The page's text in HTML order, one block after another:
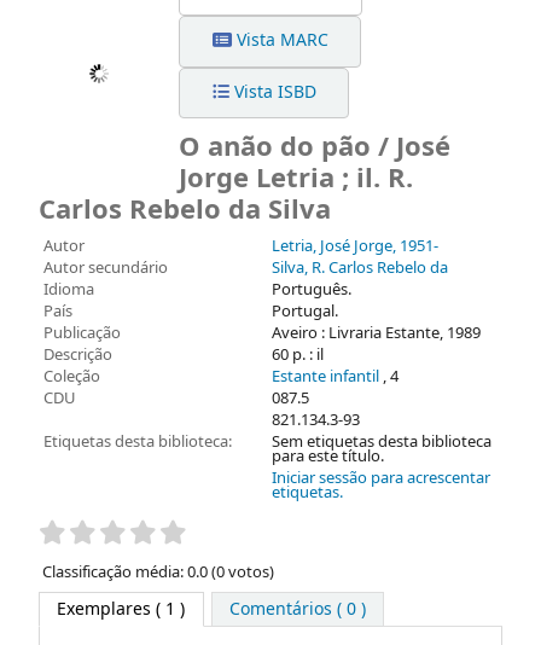
Vista MARC
Vista ISBD
O anão do pão / José
Jorge Letria ; il. R.
Carlos Rebelo da Silva
Autor Letria, José Jorge, 1951-
Autor secundário
Silva, R. Carlos Rebelo da
Idioma
Português.
País
Portugal.
Publicação
Aveiro : Livraria Estante, 1989
Descrição
60 p. : il
Coleção
Estante infantil, 4
CDU
087.5
821.134.3-93
Etiquetas desta biblioteca:
Sem etiquetas desta biblioteca
para este título.
Iniciar sessão para acrescentar
etiquetas.
Pontuação
Classificação média: 0.0 (0 votos)
Exemplares ( 1 ) Comentários ( 0 )